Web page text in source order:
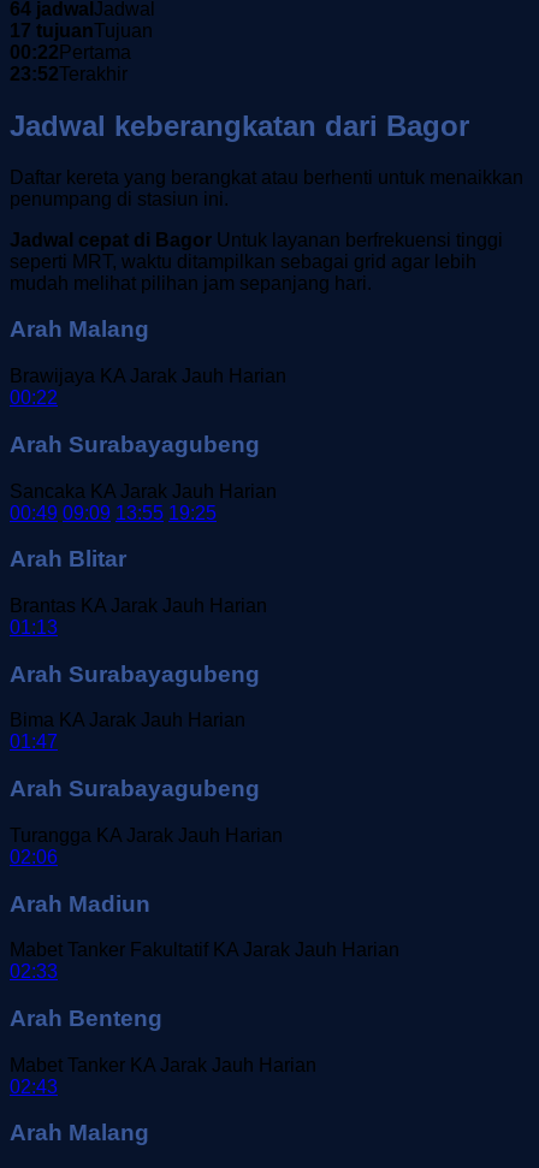
64 jadwal Jadwal
17 tujuanTujuan
00:22 Pertama
23:52Terakhir
Jadwal keberangkatan dari Bagor
Daftar kereta yang berangkat atau berhenti untuk menaikkan
penumpang di stasiun ini.
Jadwal cepat di Bagor Untuk layanan berfrekuensi tinggi
seperti MRT, waktu ditampilkan sebagai grid agar lebih
mudah melihat pilihan jam sepanjang hari.
Arah Malang
Brawijaya KA Jarak Jauh Harian
00:22
Arah Surabayagubeng
Sancaka KA Jarak Jauh Harian
00:49 09:09 13:55 19:25
Arah Blitar
Brantas KA Jarak Jauh Harian
01:13
Arah Surabayagubeng
Bima KA Jarak Jauh Harian
01:47
Arah Surabayagubeng
Turangga KA Jarak Jauh Harian
02:06
Arah Madiun
Mabet Tanker Fakultatif KA Jarak Jauh Harian
02:33
Arah Benteng
Mabet Tanker KA Jarak Jauh Harian
02:43
Arah Malang